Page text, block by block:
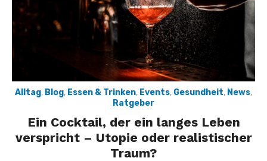
Alltag, Blog, Essen & Trinken, Events, Gesundheit, News,
Ratgeber
Ein Cocktail, der ein langes Leben
verspricht – Utopie oder realistischer
Traum?